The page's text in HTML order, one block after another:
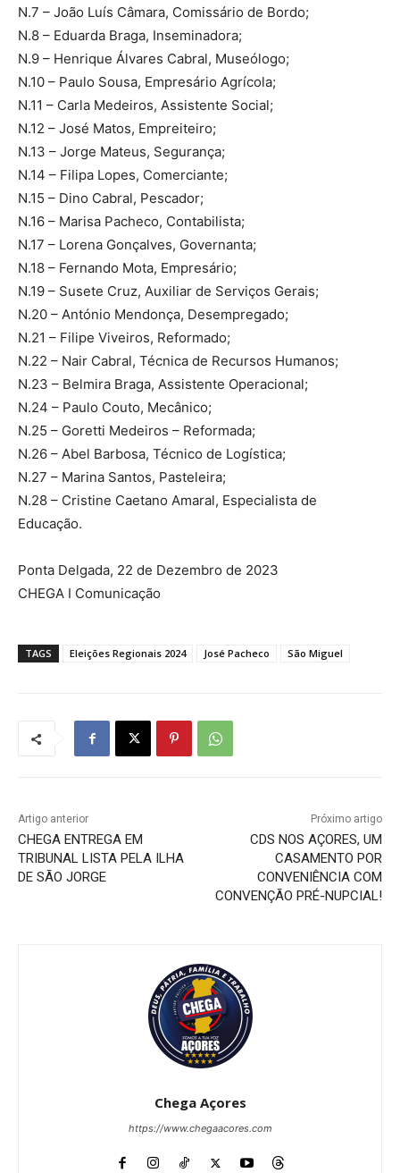
N.7 – João Luís Câmara, Comissário de Bordo;
N.8 – Eduarda Braga, Inseminadora;
N.9 – Henrique Álvares Cabral, Museólogo;
N.10 – Paulo Sousa, Empresário Agrícola;
N.11 – Carla Medeiros, Assistente Social;
N.12 – José Matos, Empreiteiro;
N.13 – Jorge Mateus, Segurança;
N.14 – Filipa Lopes, Comerciante;
N.15 – Dino Cabral, Pescador;
N.16 – Marisa Pacheco, Contabilista;
N.17 – Lorena Gonçalves, Governanta;
N.18 – Fernando Mota, Empresário;
N.19 – Susete Cruz, Auxiliar de Serviços Gerais;
N.20 – António Mendonça, Desempregado;
N.21 – Filipe Viveiros, Reformado;
N.22 – Nair Cabral, Técnica de Recursos Humanos;
N.23 – Belmira Braga, Assistente Operacional;
N.24 – Paulo Couto, Mecânico;
N.25 – Goretti Medeiros – Reformada;
N.26 – Abel Barbosa, Técnico de Logística;
N.27 – Marina Santos, Pasteleira;
N.28 – Cristine Caetano Amaral, Especialista de
Educação.
Ponta Delgada, 22 de Dezembro de 2023
CHEGA I Comunicação
TAGS Eleições Regionais 2024 José Pacheco São Miguel
Artigo anterior
CHEGA ENTREGA EM
TRIBUNAL LISTA PELA ILHA
DE SÃO JORGE
Próximo artigo
CDS NOS AÇORES, UM
CASAMENTO POR
CONVENIÊNCIA COM
CONVENÇÃO PRÉ-NUPCIAL!
Chega Açores
https://www.chegaacores.com